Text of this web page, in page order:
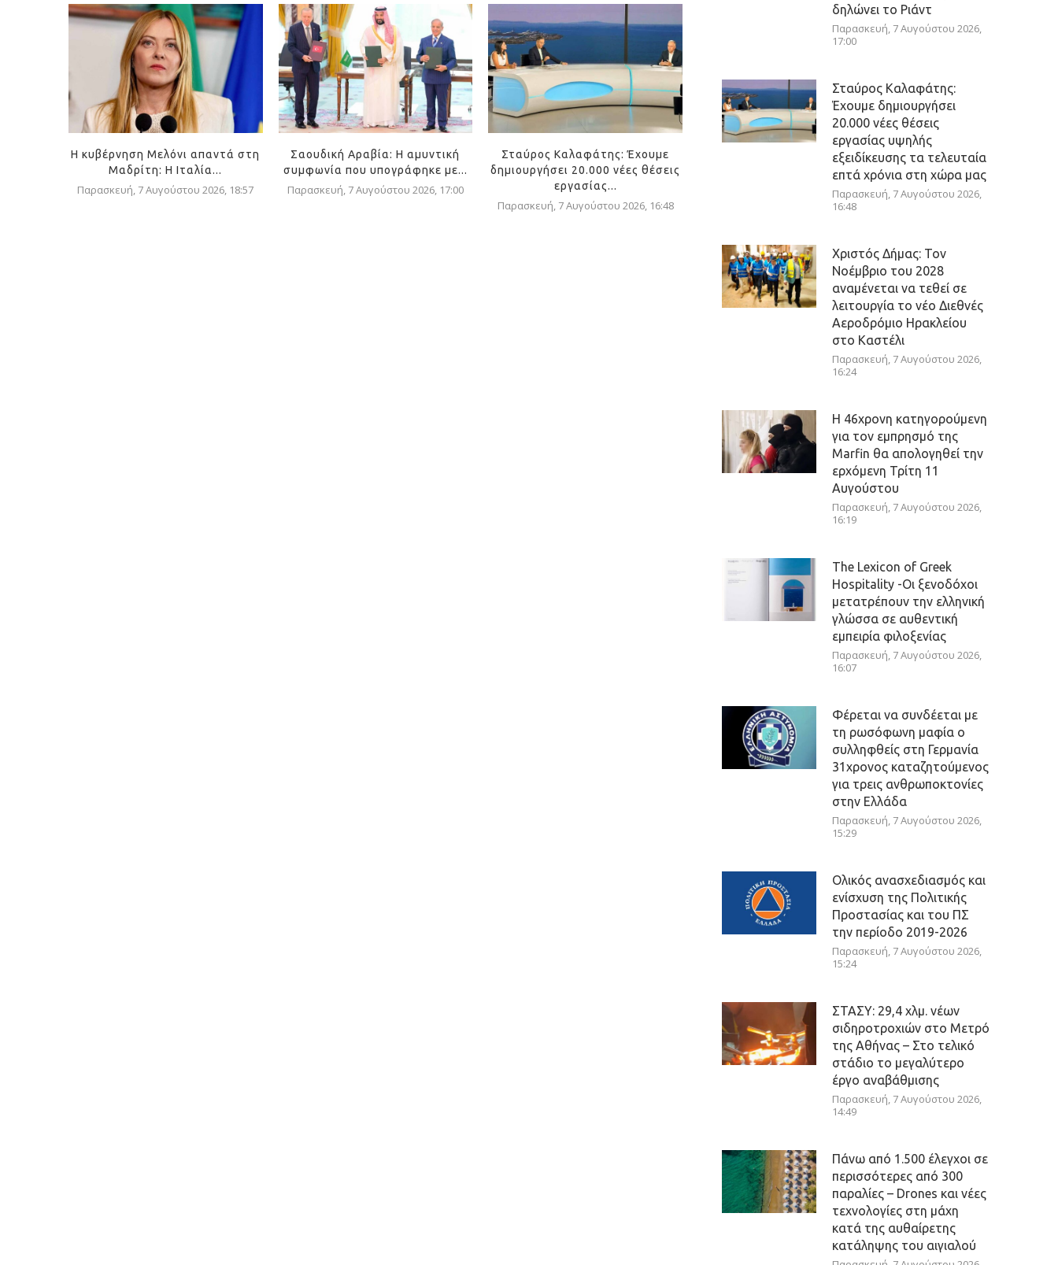
Η κυβέρνηση Μελόνι απαντά στη
Μαδρίτη: Η Ιταλία...
Παρασκευή, 7 Αυγούστου 2026, 18:57
Σαουδική Αραβία: Η αμυντική
συμφωνία που υπογράφηκε με...
Παρασκευή, 7 Αυγούστου 2026, 17:00
Σταύρος Καλαφάτης: Έχουμε
δημιουργήσει 20.000 νέες θέσεις
εργασίας...
Παρασκευή, 7 Αυγούστου 2026, 16:48
δηλώνει το Ριάντ
Παρασκευή, 7 Αυγούστου 2026,
17:00
Σταύρος Καλαφάτης:
Έχουμε δημιουργήσει
20.000 νέες θέσεις
εργασίας υψηλής
εξειδίκευσης τα τελευταία
επτά χρόνια στη χώρα μας
Παρασκευή, 7 Αυγούστου 2026,
16:48
Χριστός Δήμας: Τον
Νοέμβριο του 2028
αναμένεται να τεθεί σε
λειτουργία το νέο Διεθνές
Αεροδρόμιο Ηρακλείου
στο Καστέλι
Παρασκευή, 7 Αυγούστου 2026,
16:24
Η 46χρονη κατηγορούμενη
για τον εμπρησμό της
Marfin θα απολογηθεί την
ερχόμενη Τρίτη 11
Αυγούστου
Παρασκευή, 7 Αυγούστου 2026,
16:19
The Lexicon of Greek
Hospitality -Οι ξενοδόχοι
μετατρέπουν την ελληνική
γλώσσα σε αυθεντική
εμπειρία φιλοξενίας
Παρασκευή, 7 Αυγούστου 2026,
16:07
Φέρεται να συνδέεται με
τη ρωσόφωνη μαφία ο
συλληφθείς στη Γερμανία
31χρονος καταζητούμενος
για τρεις ανθρωποκτονίες
στην Ελλάδα
Παρασκευή, 7 Αυγούστου 2026,
15:29
Ολικός ανασχεδιασμός και
ενίσχυση της Πολιτικής
Προστασίας και του ΠΣ
την περίοδο 2019-2026
Παρασκευή, 7 Αυγούστου 2026,
15:24
ΣΤΑΣΥ: 29,4 χλμ. νέων
σιδηροτροχιών στο Μετρό
της Αθήνας – Στο τελικό
στάδιο το μεγαλύτερο
έργο αναβάθμισης
Παρασκευή, 7 Αυγούστου 2026,
14:49
Πάνω από 1.500 έλεγχοι σε
περισσότερες από 300
παραλίες – Drones και νέες
τεχνολογίες στη μάχη
κατά της αυθαίρετης
κατάληψης του αιγιαλού